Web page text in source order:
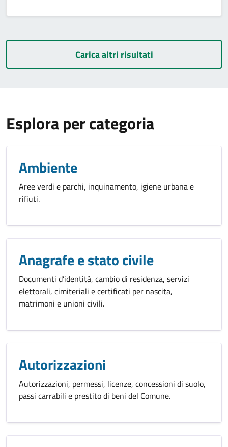
Carica altri risultati
Esplora per categoria
Ambiente
Aree verdi e parchi, inquinamento, igiene urbana e
rifiuti.
Anagrafe e stato civile
Documenti d’identità, cambio di residenza, servizi
elettorali, cimiteriali e certificati per nascita,
matrimoni e unioni civili.
Autorizzazioni
Autorizzazioni, permessi, licenze, concessioni di suolo,
passi carrabili e prestito di beni del Comune.